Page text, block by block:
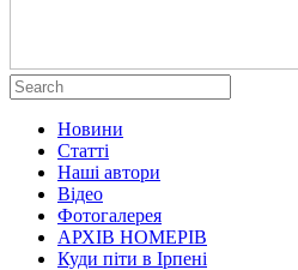
Новини
Статті
Наші автори
Відео
Фотогалерея
АРХІВ НОМЕРІВ
Куди піти в Ірпені